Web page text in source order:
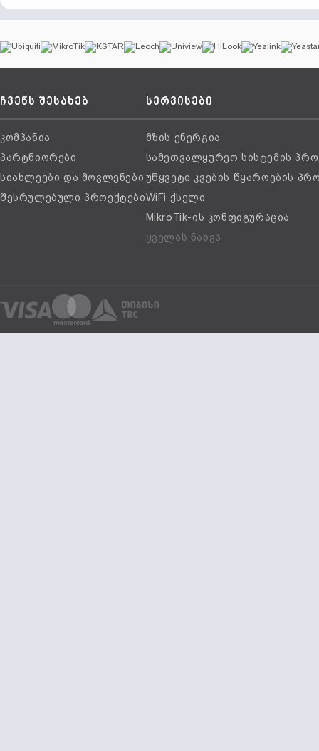
ჩვენს შესახებ
კომპანია
პარტნიორები
სიახლეები და მოვლენები
შესრულებული პროექტები
სერვისები
მზის ენერგია
სამეთვალყურეო სისტემის
უწყვეტი კვების წყაროების
WiFi ქსელი
MikroTik-ის კონფიგურაცია
ყველას ნახვა